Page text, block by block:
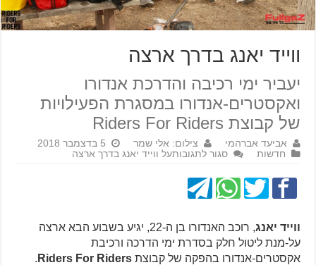
ווייד יאנג בדרך ארצה
יעביר ימי רכיבה והדרכת אנדורו
ואקסטרים-אנדורו במסגרת הפעילויות
של קבוצת Riders For Riders
אביעד אברהמי צילום: אלי שמר
5 בדצמבר 2018
חדשות
סגור לתגובותעל ווייד יאנג בדרך ארצה
ווייד יאנג
, רוכב האנדורו בן ה-22, יגיע בשבוע הבא ארצה
על-מנת ליטול חלק בסדרת ימי הדרכה ורכיבת
אקסטרים-אנדורו בהפקה של קבוצתRiders For Riders
.